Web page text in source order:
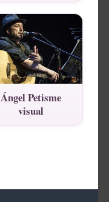
Ángel Petisme
visual